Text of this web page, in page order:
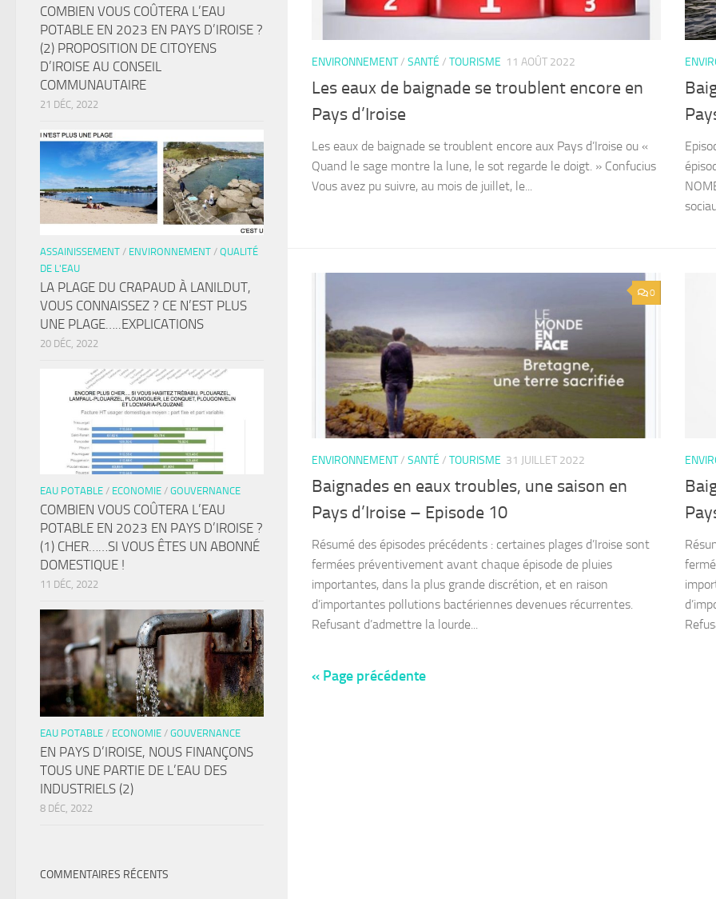
ENVIRONNEMENT/ SANTÉ / TOURISME 11 AOÛT 2022
Les eaux de baignade se troublent encore en
Pays d’Iroise
Les eaux de baignade se troublent encore aux Pays d’Iroise ou «
Quand le sage montre la lune, le sot regarde le doigt. » Confucius
Vous avez pu suivre, au mois de juillet, le...
0
ENVIRONNEMENT/ SANTÉ / TOURISME 31 JUILLET 2022
Baignades en eaux troubles, une saison en
Pays d’Iroise – Episode 10
Résumé des épisodes précédents : certaines plages d’Iroise sont
fermées préventivement avant chaque épisode de pluies
importantes, dans la plus grande discrétion, et en raison
d’importantes pollutions bactériennes devenues récurrentes.
Refusant d’admettre la lourde...
« Page précédente
COMBIEN VOUS COÛTERA L’EAU
POTABLE EN 2023 EN PAYS D’IROISE ?
(2) PROPOSITION DE CITOYENS
D’IROISE AU CONSEIL
COMMUNAUTAIRE
21 DÉC, 2022
ASSAINISSEMENT / ENVIRONNEMENT / QUALITÉ
DE L'EAU
LA PLAGE DU CRAPAUD À LANILDUT,
VOUS CONNAISSEZ ? CE N’EST PLUS
UNE PLAGE…..EXPLICATIONS
20 DÉC, 2022
EAU POTABLE / ECONOMIE / GOUVERNANCE
COMBIEN VOUS COÛTERA L’EAU
POTABLE EN 2023 EN PAYS D’IROISE ?
(1) CHER……SI VOUS ÊTES UN ABONNÉ
DOMESTIQUE !
11 DÉC, 2022
EAU POTABLE / ECONOMIE / GOUVERNANCE
EN PAYS D’IROISE, NOUS FINANÇONS
TOUS UNE PARTIE DE L’EAU DES
INDUSTRIELS (2)
8 DÉC, 2022
COMMENTAIRES RÉCENTS